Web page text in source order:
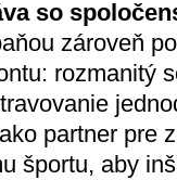
so
zároveň
rozmanitý
partner pre
športu, aby